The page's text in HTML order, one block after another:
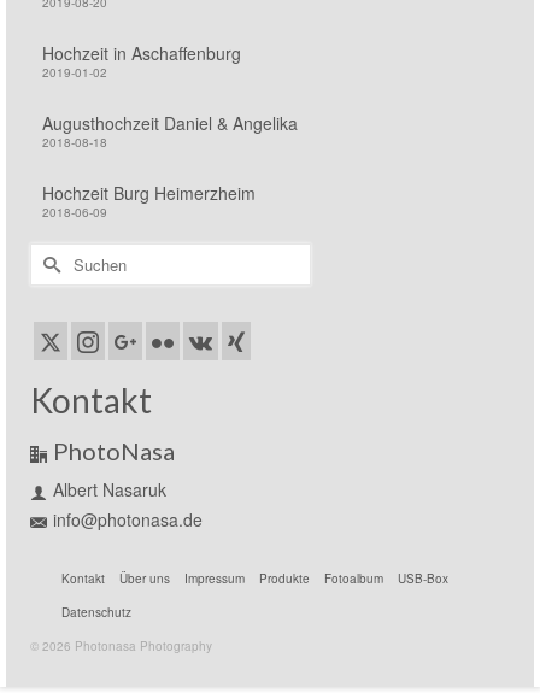
Hochzeit in Aschaffenburg
2019-01-02
Augusthochzeit Daniel & Angelika
2018-08-18
Hochzeit Burg Heimerzheim
2018-06-09
Suchen
nach:
Kontakt
PhotoNasa
Albert Nasaruk
info@photonasa.de
Kontakt Über uns Impressum Produkte Fotoalbum
USB-Box
Datenschutz
© 2026 Photonasa Photography